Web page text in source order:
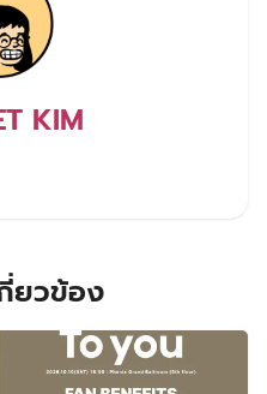
KIM
ยวข้อง